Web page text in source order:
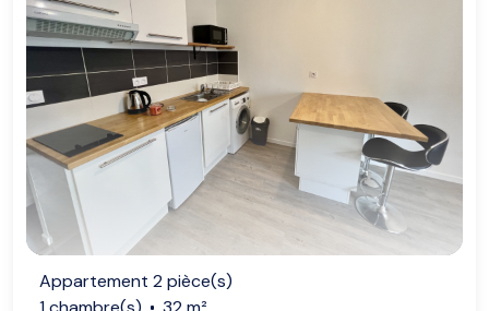
Appartement 2 pièce(s)